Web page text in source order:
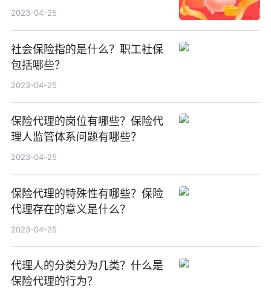
2023-04-25
社会保险指的是什么？职工社保
包括哪些？
2023-04-25
保险代理的岗位有哪些？保险代
理人监管体系问题有哪些？
2023-04-25
保险代理的特殊性有哪些？保险
代理存在的意义是什么？
2023-04-25
代理人的分类分为几类？什么是
保险代理的行为？